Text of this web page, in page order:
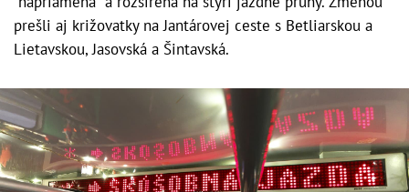
prešli aj križovatky na Jantárovej ceste s Betliarskou a
Lietavskou, Jasovská a Šintavská.